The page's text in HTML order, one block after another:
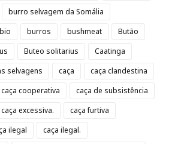
burro selvagem da Somália
burros bushmeat
Butão
Buteo solitarius
Caatinga
selvagens caça
caça clandestina
caça cooperativa
caça de subsistência
caça excessiva.
caça furtiva
ilegal
caça ilegal.